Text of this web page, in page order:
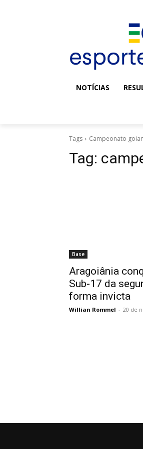
NOTÍCIAS
Tags Campeonato
Tag:
Base
Aragoiânia
Sub-17 da
forma invicta
Willian Rommel - 20 de